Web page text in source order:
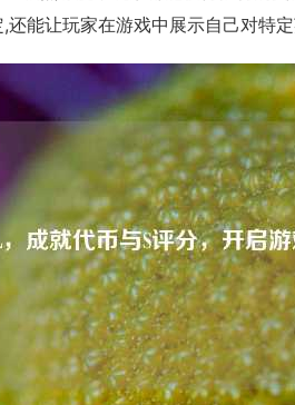
能让玩家在游戏中展示自己对特